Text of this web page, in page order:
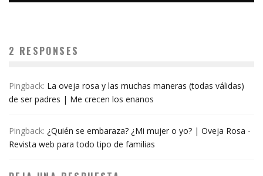
2 RESPONSES
Pingback: La oveja rosa y las muchas maneras (todas válidas)
de ser padres | Me crecen los enanos
Pingback: ¿Quién se embaraza? ¿Mi mujer o yo? | Oveja Rosa -
Revista web para todo tipo de familias